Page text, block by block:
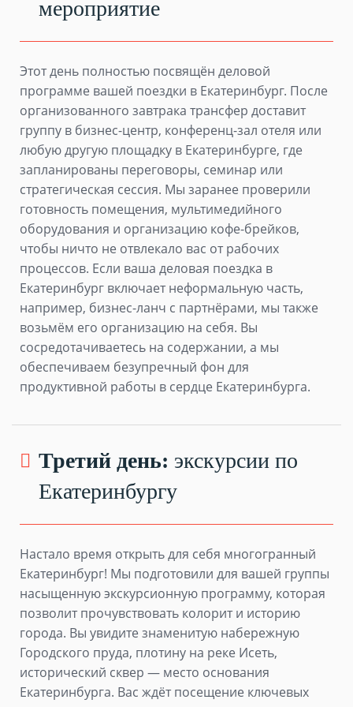
мероприятие
Этот день полностью посвящён деловой
программе вашей поездки в Екатеринбург. После
организованного завтрака трансфер доставит
группу в бизнес-центр, конференц-зал отеля или
любую другую площадку в Екатеринбурге, где
запланированы переговоры, семинар или
стратегическая сессия. Мы заранее проверили
готовность помещения, мультимедийного
оборудования и организацию кофе-брейков,
чтобы ничто не отвлекало вас от рабочих
процессов. Если ваша деловая поездка в
Екатеринбург включает неформальную часть,
например, бизнес-ланч с партнёрами, мы также
возьмём его организацию на себя. Вы
сосредотачиваетесь на содержании, а мы
обеспечиваем безупречный фон для
продуктивной работы в сердце Екатеринбурга.
Третий день: экскурсии по
Екатеринбургу
Настало время открыть для себя многогранный
Екатеринбург! Мы подготовили для вашей группы
насыщенную экскурсионную программу, которая
позволит прочувствовать колорит и историю
города. Вы увидите знаменитую набережную
Городского пруда, плотину на реке Исеть,
исторический сквер — место основания
Екатеринбурга. Вас ждёт посещение ключевых